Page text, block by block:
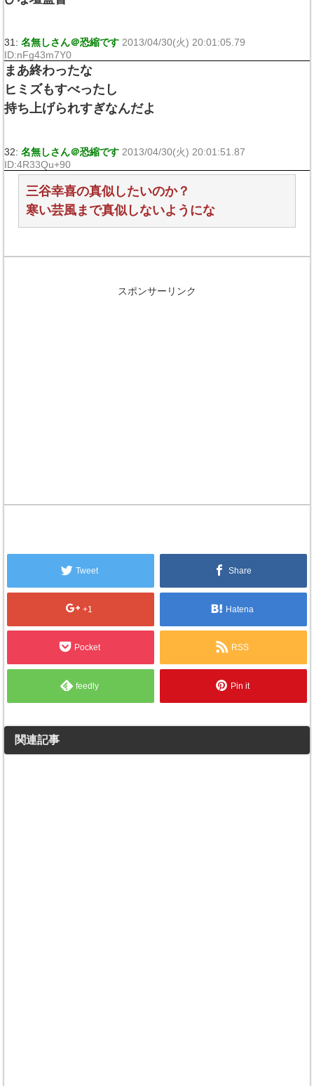
31: 名無しさん＠恐縮です 2013/04/30(火) 20:01:05.79
ID:nFg43m7Y0
まあ終わったな
ヒミズもすべったし
持ち上げられすぎなんだよ
32: 名無しさん＠恐縮です 2013/04/30(火) 20:01:51.87
ID:4R33Qu+90
三谷幸喜の真似したいのか？
寒い芸風まで真似しないようにな
スポンサーリンク
Tweet Share
+1 Hatena
Pocket RSS
feedly Pin it
関連記事